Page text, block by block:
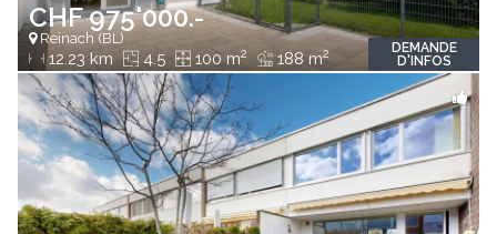
CHF 975'000.-
Reinach (BL)
12.23 km 4.5 100 m2 188 m2
DEMANDE
D'INFOS